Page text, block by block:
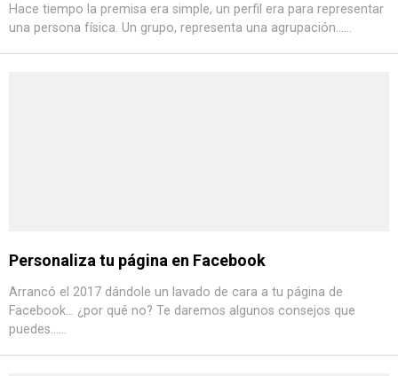
Hace tiempo la premisa era simple, un perfil era para representar
una persona física. Un grupo, representa una agrupación......
Personaliza tu página en Facebook
Arrancó el 2017 dándole un lavado de cara a tu página de
Facebook... ¿por qué no? Te daremos algunos consejos que
puedes......